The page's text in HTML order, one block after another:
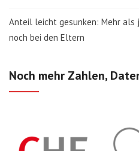
Anteil leicht gesunken: Mehr
noch bei den Eltern
Noch mehr Zahlen,